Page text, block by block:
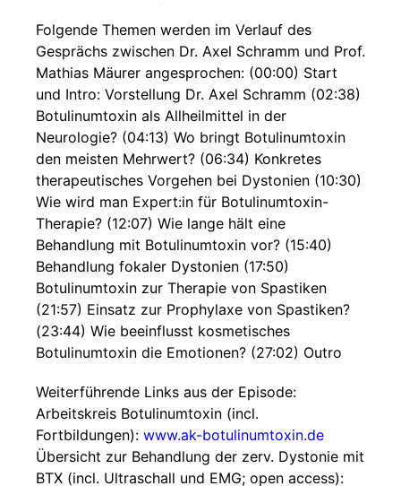
Folgende Themen werden im Verlauf des
Gesprächs zwischen Dr. Axel Schramm und Prof.
Mathias Mäurer angesprochen: (00:00) Start
und Intro: Vorstellung Dr. Axel Schramm (02:38)
Botulinumtoxin als Allheilmittel in der
Neurologie? (04:13) Wo bringt Botulinumtoxin
den meisten Mehrwert? (06:34) Konkretes
therapeutisches Vorgehen bei Dystonien (10:30)
Wie wird man Expert:in für Botulinumtoxin-
Therapie? (12:07) Wie lange hält eine
Behandlung mit Botulinumtoxin vor? (15:40)
Behandlung fokaler Dystonien (17:50)
Botulinumtoxin zur Therapie von Spastiken
(21:57) Einsatz zur Prophylaxe von Spastiken?
(23:44) Wie beeinflusst kosmetisches
Botulinumtoxin die Emotionen? (27:02) Outro
Weiterführende Links aus der Episode:
Arbeitskreis Botulinumtoxin (incl.
Fortbildungen): www.ak-botulinumtoxin.de
Übersicht zur Behandlung der zerv. Dystonie mit
BTX (incl. Ultraschall und EMG; open access):